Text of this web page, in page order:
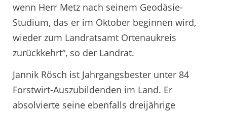
wenn Herr Metz nach seinem Geodäsie-
Studium, das er im Oktober beginnen wird,
wieder zum Landratsamt Ortenaukreis
zurückkehrt“, so der Landrat.
Jannik Rösch ist Jahrgangsbester unter 84
Forstwirt-Auszubildenden im Land. Er
absolvierte seine ebenfalls dreijährige